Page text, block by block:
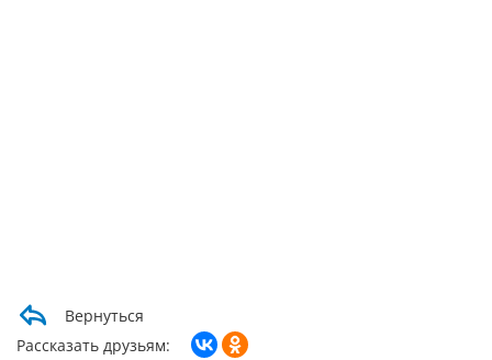
Вернуться
Рассказать друзьям: